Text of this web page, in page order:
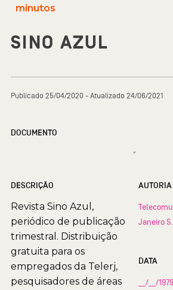
minutos
SINO AZUL
Publicado 25/04/2020 - Atualizado 24/06/2021
DOCUMENTO
DESCRIÇÃO
Revista Sino Azul,
periódico de publicação
trimestral. Distribuição
gratuita para os
empregados da Telerj,
pesquisadores de áreas
AUTORIA
Janeiro
DATA
__/__/1979